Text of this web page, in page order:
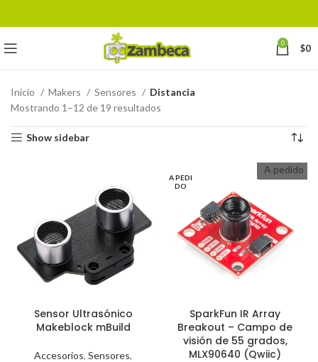
0 $0
Inicio Makers Sensores
Distancia
Mostrando 1–12 de 19 resultados
Show sidebar
Sensor Ultrasónico
Makeblock mBuild
Accesorios, Sensores,
A PEDI
DO
A pedido
SparkFun IR Array
Breakout – Campo de
visión de 55 grados,
MLX90640 (Qwiic)